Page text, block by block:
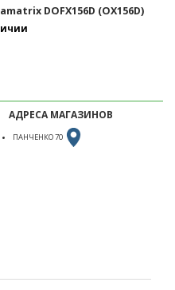
DOFX156D (OX156D)
АДРЕСА МАГАЗИНОВ
ПАНЧЕНКО 70